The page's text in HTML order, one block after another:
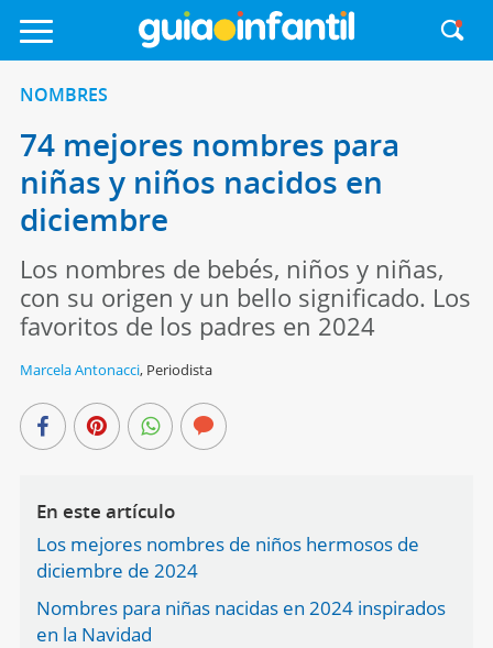
NOMBRES
74 mejores nombres para
niñas y niños nacidos en
diciembre
Los nombres de bebés, niños y niñas,
con su origen y un bello significado. Los
favoritos de los padres en 2024
Marcela Antonacci, Periodista
En este artículo
Los mejores nombres de niños hermosos de
diciembre de 2024
Nombres para niñas nacidas en 2024 inspirados
en la Navidad